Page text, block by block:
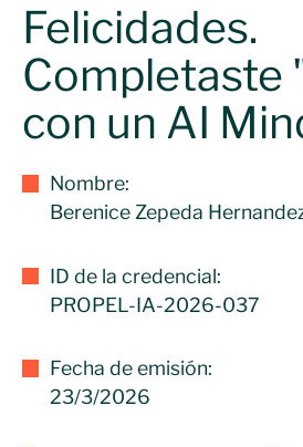
Felicidades.
Completaste
con un AI
Nombre:
Berenice Zepeda
ID de la credencial:
PROPEL-IA-2026-037
Fecha de emisión:
23/3/2026